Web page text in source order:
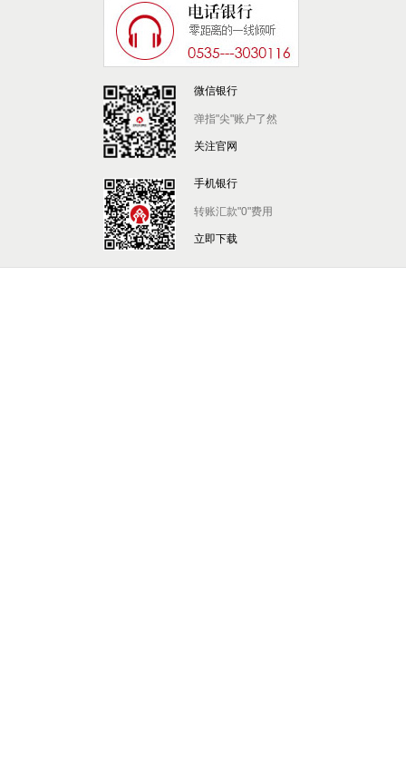
微信银行
弹指"尖"账户了然
关注官网
手机银行
转账汇款"0"费用
立即下载